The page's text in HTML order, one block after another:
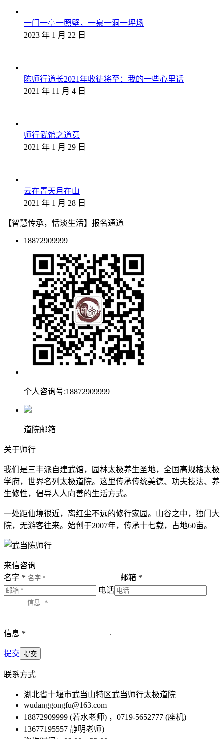
一门一亭一照壁，一泉一洞一坪场
2023 年 1 月 22 日
陈师行道长2021年收徒将至：我的一些心里话
2021 年 11 月 4 日
师行武馆之道意
2021 年 1 月 29 日
云在青天月在山
2021 年 1 月 28 日
【智慧传承，恬淡生活】报名通道
18872909999
个人咨询号:18872909999
道院邮箱
关于师行
我们是三丰派自建武馆，园林太极养生圣地，全国高规格太极
学府，世界名列太极道院。这里传承传统美德、功夫技法、养
生修性，倡导人人向善的生活方式。
一处距仙境很近，离红尘不远的修行家园。山谷之中，独门大
院，无游客往来。始创于2007年，传承十七载，占地60亩。
来信咨询
名字 *
邮箱 *
电话
信息 *
提交
联系方式
湖北省十堰市武当山特区武当师行太极道院
wudanggongfu@163.com
18872909999 (若水老师) ，0719-5652777 (座机)
13677195557 静明老师)